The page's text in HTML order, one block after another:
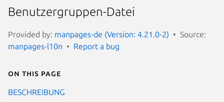
Benutzergruppen-Datei
Provided by: manpages-de (Version: 4.21.0-2)
Source:
manpages-l10n
Report a bug
On this page
BESCHREIBUNG